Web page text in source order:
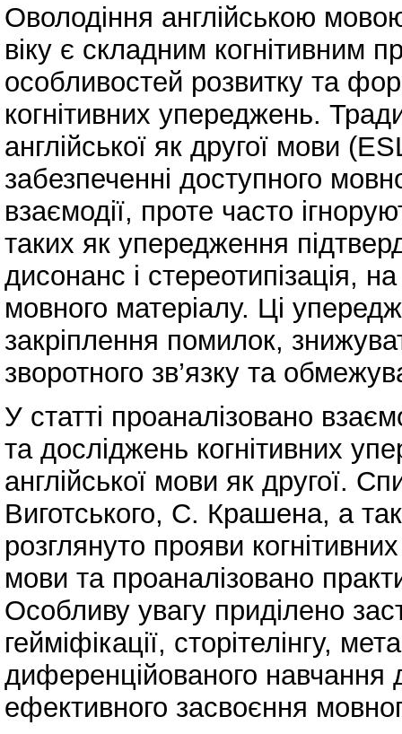
Оволодіння англійською
віку є складним когнітивним
особливостей розвитку та
когнітивних упереджень.
англійської як другої мови
забезпеченні доступного
взаємодії, проте часто
таких як упередження
дисонанс і стереотипізація,
мовного матеріалу. Ці
закріплення помилок,
зворотного зв’язку та
У статті проаналізовано
та досліджень когнітивних
англійської мови як другої.
Виготського, С. Крашена, а
розглянуто прояви
мови та проаналізовано
Особливу увагу приділено
гейміфікації, сторітелінгу,
диференційованого навчання
ефективного засвоєння